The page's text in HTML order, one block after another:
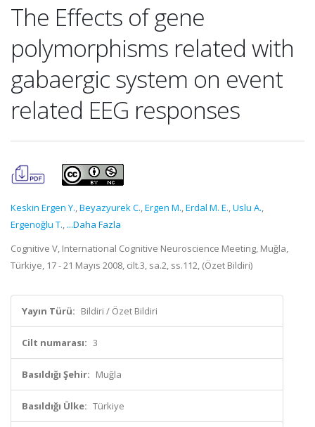
The Effects of gene
polymorphisms related with
gabaergic system on event
related EEG responses
Keskin Ergen Y.,Beyazyurek C.,Ergen M.,Erdal M. E.,Uslu A.,
Ergenoğlu T., ...Daha Fazla
Cognitive V, International Cognitive Neuroscience Meeting, Muğla,
Türkiye, 17 - 21 Mayıs 2008, cilt.3, sa.2, ss.112, (Özet Bildiri)
Yayın Türü: Bildiri / Özet Bildiri
Cilt numarası: 3
Basıldığı Şehir: Muğla
Basıldığı Ülke: Türkiye